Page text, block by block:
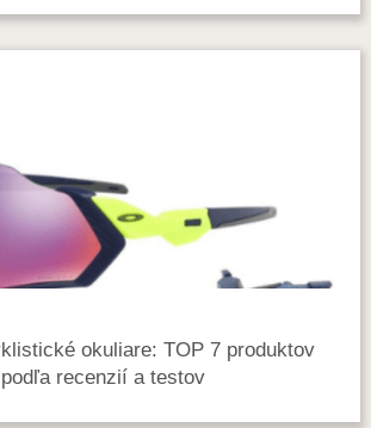
okuliare: TOP 7 produktov
podľa recenzií a testov